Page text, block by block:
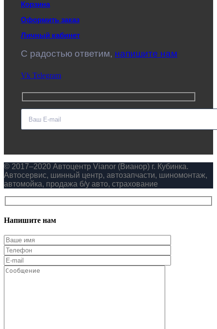
Корзина
Оформить заказ
Личный кабинет
C радостью ответим, напишите нам
Vk Telegram
© 2017–2020 Автоцентр Vianor (Вианор) г. Кубинка.
Автосервис, шинный центр, автозапчасти, шиномонтаж,
автомойка, продажа б/у авто, страхование
Напишите нам